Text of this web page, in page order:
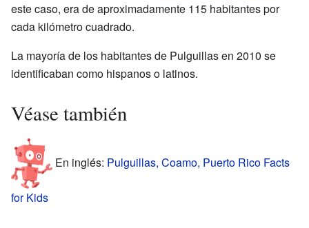
este caso, era de aproximadamente 115 habitantes por
cada kilómetro cuadrado.
La mayoría de los habitantes de Pulguillas en 2010 se
identificaban como hispanos o latinos.
Véase también
En inglés: Pulguillas, Coamo, Puerto Rico Facts
for Kids